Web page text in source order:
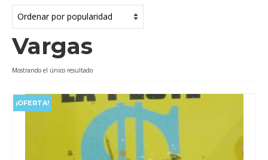
Actividades
Imágenes
Videos
Tienda
Vargas
Mostrando el único resultado
¡OFERTA!